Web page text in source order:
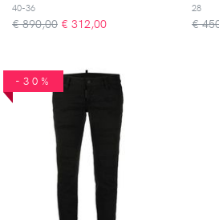
40-36
€ 890,00 € 312,00
28
€
-30%